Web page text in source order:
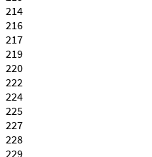
214
216
217
219
220
222
224
225
227
228
229